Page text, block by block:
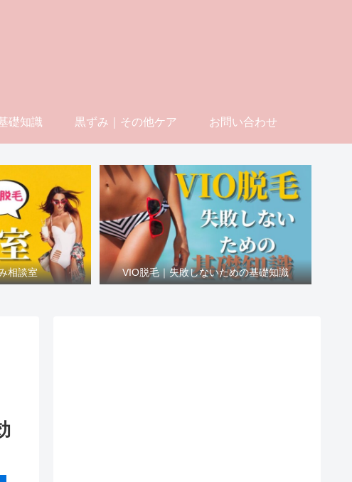
礎知識 黒ずみ｜その他ケア お問い合わせ
相談室 VIO脱毛｜失敗しないための基礎知識